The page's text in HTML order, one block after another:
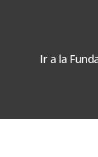
Ir a la